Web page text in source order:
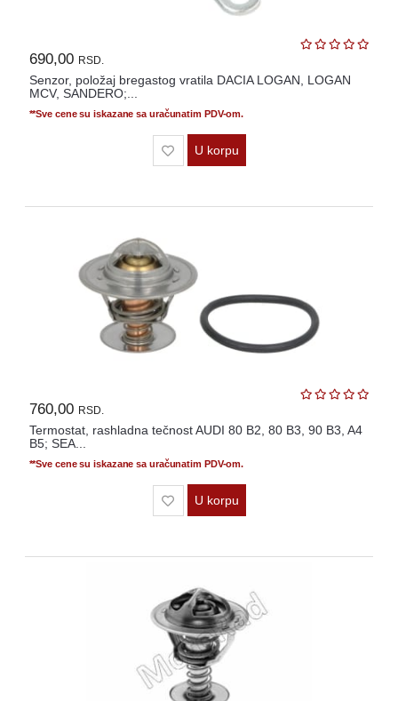
690,00 RSD.
Senzor, položaj bregastog vratila DACIA LOGAN, LOGAN
MCV, SANDERO;...
**Sve cene su iskazane sa uračunatim PDV-om.
U korpu
760,00 RSD.
Termostat, rashladna tečnost AUDI 80 B2, 80 B3, 90 B3, A4
B5; SEA...
**Sve cene su iskazane sa uračunatim PDV-om.
U korpu